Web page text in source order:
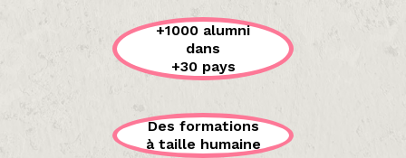
+1000 alumni
dans
+30 pays
Des formations
à taille humaine